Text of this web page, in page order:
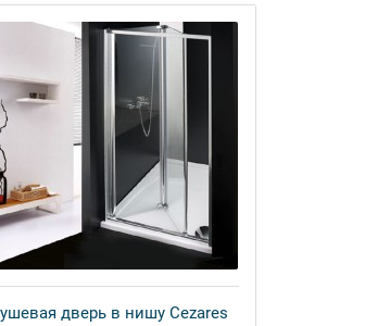
дверь в нишу Cezares